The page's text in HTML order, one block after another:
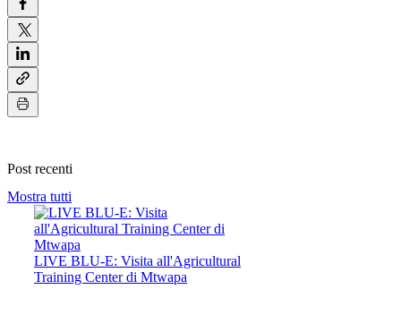
Post recenti
Mostra tutti
LIVE BLU-E: Visita all'Agricultural
Training Center di Mtwapa